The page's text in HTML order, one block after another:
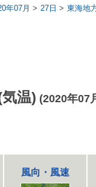
年07月 27日 東海地
温) (2020年07
風向・風速